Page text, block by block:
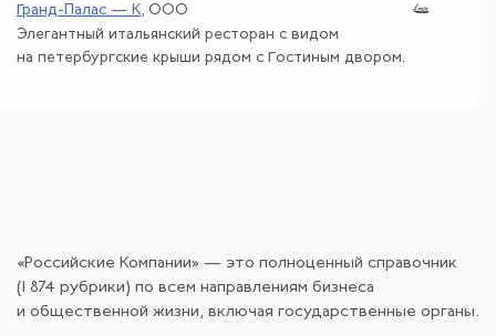
Гранд-Палас — К, ООО
Элегантный итальянский ресторан с видом
на петербургские крыши рядом с Гостиным двором.
«Российские Компании» — это полноценный справочник
(1 874 рубрики) по всем направлениям бизнеса
и общественной жизни, включая государственные органы.